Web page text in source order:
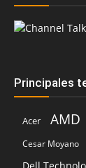
Principales
Acer AMD
Cesar Moyano